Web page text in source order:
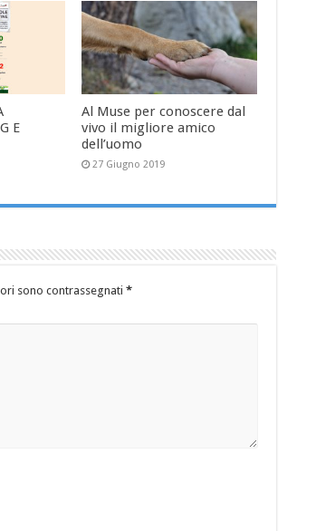
E
Al Muse per conoscere dal
vivo il migliore amico
dell’uomo
27 Giugno 2019
sono contrassegnati *